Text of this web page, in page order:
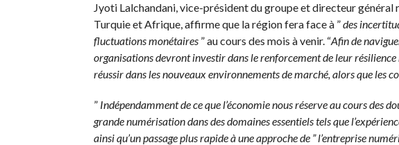
Jyoti Lalchandani, vice-président du groupe et directeur général
Turquie et Afrique, affirme que la région fera face à ”des
fluctuations monétaires” au cours des mois à venir.“Afin de
organisations devront investir dans le renforcement de leur
réussir dans les nouveaux environnements de marché, alors que les
” Indépendamment de ce que l’économie nous réserve au cours des
grande numérisation dans des domaines essentiels tels que
ainsi qu’un passage plus rapide à une approche de ” l’entreprise